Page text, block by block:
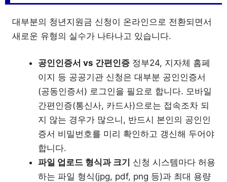
대부분의 청년지원금 신청이 온라인으로 전환되면서
새로운 유형의 실수가 나타나고 있습니다.
공인인증서 vs 간편인증 정부24, 지자체 홈페
이지 등 공공기관 신청은 대부분 공인인증서
(공동인증서) 로그인을 필요로 합니다. 모바일
간편인증(통신사, 카드사)으로는 접속조차 되
지 않는 경우가 많으니, 반드시 본인의 공인인
증서 비밀번호를 미리 확인하고 갱신해 두어야
합니다.
파일 업로드 형식과 크기
신청 시스템마다 허용
하는 파일 형식(jpg, pdf, png 등)과 최대 용량